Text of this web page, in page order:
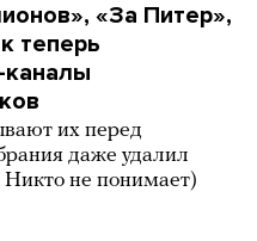
«За Питер»,
теперь
каналы
их перед
даже удалил
не понимает)